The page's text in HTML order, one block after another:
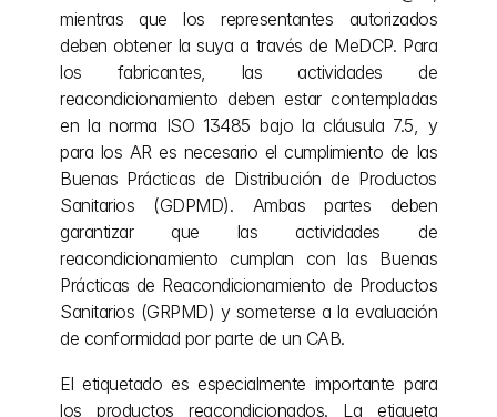
mientras que los representantes autorizados
deben obtener la suya a través de MeDCP. Para
los fabricantes, las actividades de
reacondicionamiento deben estar contempladas
en la norma ISO 13485 bajo la cláusula 7.5, y
para los AR es necesario el cumplimiento de las
Buenas Prácticas de Distribución de Productos
Sanitarios (GDPMD). Ambas partes deben
garantizar que las actividades de
reacondicionamiento cumplan con las Buenas
Prácticas de Reacondicionamiento de Productos
Sanitarios (GRPMD) y someterse a la evaluación
de conformidad por parte de un CAB.
El etiquetado es especialmente importante para
los productos reacondicionados. La etiqueta